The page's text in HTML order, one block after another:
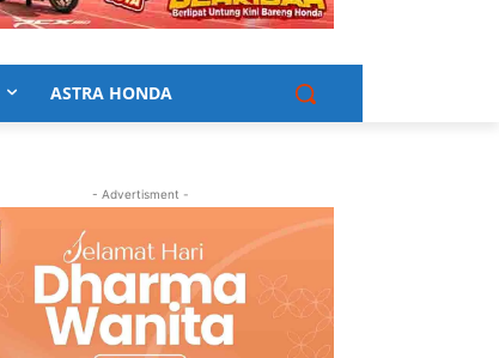
ASTRA HONDA
- Advertisment -